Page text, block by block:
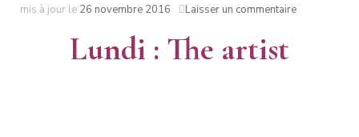
mis à jour le 26 novembre 2016 Laisser un commentairesur
Lundi : The artist